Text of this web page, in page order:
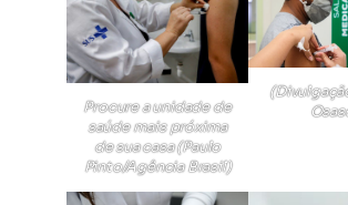
Procure a unidade de
saúde mais próxima
de sua casa (Paulo
Pinto/Agência Brasil)